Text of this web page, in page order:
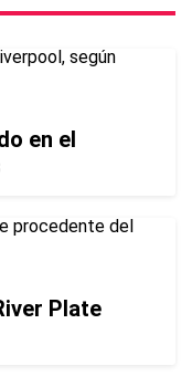
en el
Plate